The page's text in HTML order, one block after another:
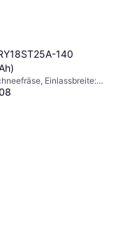
140
Einlassbreite: